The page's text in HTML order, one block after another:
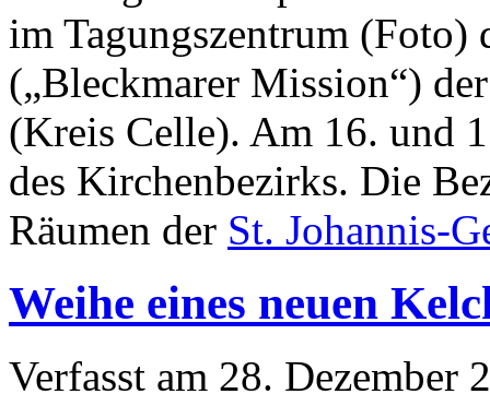
im Tagungszentrum (Foto)
(„Bleckmarer Mission“)
(Kreis Celle). Am 16. und
des Kirchenbezirks. Die
Räumen der St. Johannis-
Weihe eines neuen
Verfasst am 28. Dezember